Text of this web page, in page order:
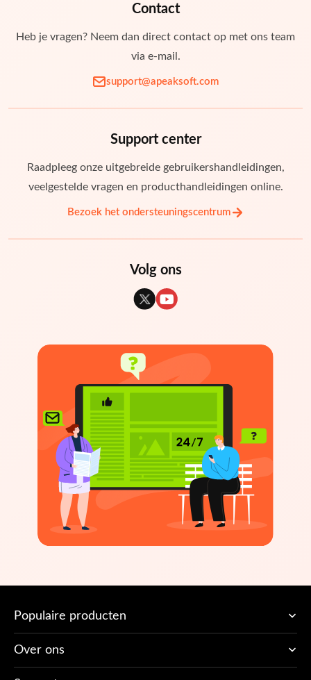
Contact
Heb je vragen? Neem dan direct contact op met ons team
via e-mail.
support@apeaksoft.com
Support center
Raadpleeg onze uitgebreide gebruikershandleidingen,
veelgestelde vragen en producthandleidingen online.
Bezoek het ondersteuningscentrum
Volg ons
Populaire producten
Over ons